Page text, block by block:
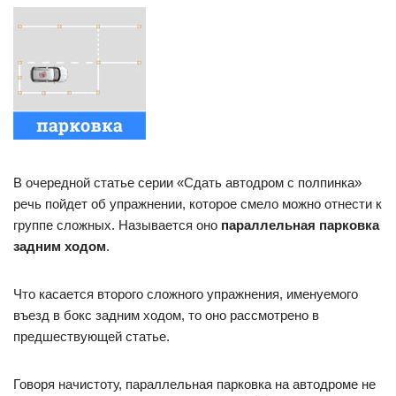
В очередной статье серии «Сдать автодром с полпинка»
речь пойдет об упражнении, которое смело можно отнести к
группе сложных. Называется оно параллельная парковка
задним ходом.
Что касается второго сложного упражнения, именуемого
въезд в бокс задним ходом, то оно рассмотрено в
предшествующей статье.
Говоря начистоту, параллельная парковка на автодроме не